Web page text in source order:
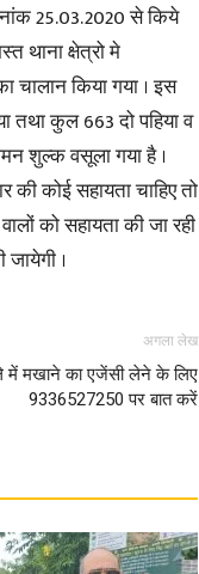
Latest
25.03.2020 से किये
थाना क्षेत्रो मे
चालान किया गया । इस
तथा कुल 663 दो पहिया व
शुल्क वसूला गया है ।
कोई सहायता चाहिए तो
को सहायता की जा रही
।
अगला लेख
में मखाने का एजेंसी लेने के लिए
9336527250 पर बात करें